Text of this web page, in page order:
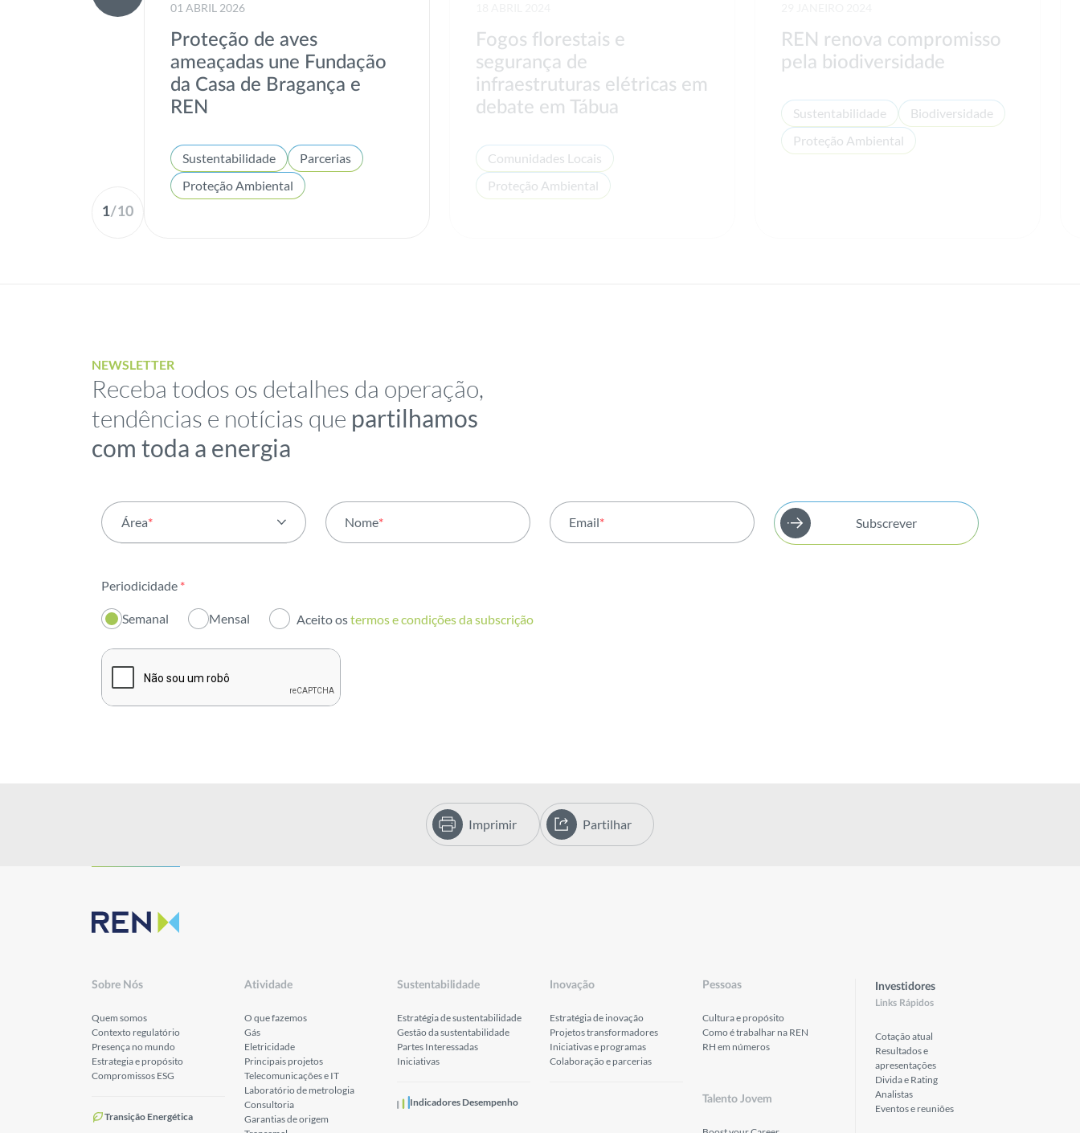
1/10
01 ABRIL 2026
Proteção de aves
ameaçadas une Fundação
da Casa de Bragança e
REN
Sustentabilidade
Parcerias
Proteção Ambiental
Fogos florestais e
segurança de
infraestruturas elétricas em
debate em Tábua
Comunidades Locais
Proteção Ambiental
REN renova compromisso
pela biodiversidade
Sustentabilidade
Biodiversidade
Proteção Ambiental
NEWSLETTER
Receba todos os detalhes da operação,
tendências e notícias que partilhamos
com toda a energia
Área*
Institucional
Sustentabilidade
Nome* Email* Subscrever
Periodicidade *
Semanal Mensal Aceito ostermos e condições da subscrição
Imprimir Partilhar
Sobre Nós
Quem somos
Contexto regulatório
Presença no mundo
Estrategia e propósito
Compromissos ESG
Transição Energética
Atividade
O que fazemos
Gás
Eletricidade
Principais projetos
Telecomunicações e IT
Laboratório de metrologia
Consultoria
Garantias de origem
Sustentabilidade
Estratégia de sustentabilidade
Gestão da sustentabilidade
Partes Interessadas
Iniciativas
Indicadores Desempenho
Inovação
Estratégia de inovação
Projetos transformadores
Iniciativas e programas
Colaboração e parcerias
Pessoas
Cultura e propósito
Como é trabalhar na REN
RH em números
Talento Jovem
Investidores
Links Rápidos
Cotação atual
Resultados e
apresentações
Divida e Rating
Analistas
Eventos e reuniões